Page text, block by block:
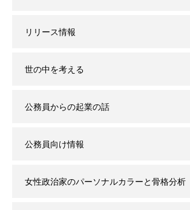
リリース情報
世の中を考える
公務員からの起業の話
公務員向け情報
女性政治家のパーソナルカラーと骨格分析